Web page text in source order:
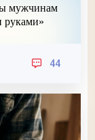
мужчинам
руками»
44